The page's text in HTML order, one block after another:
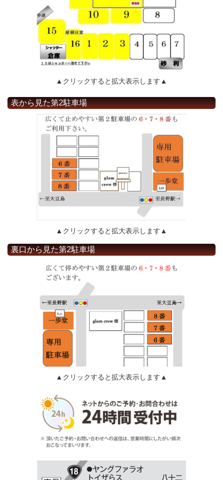
▲クリックすると拡大表示します▲
表から見た第2駐車場
▲クリックすると拡大表示します▲
裏口から見た第2駐車場
▲クリックすると拡大表示します▲